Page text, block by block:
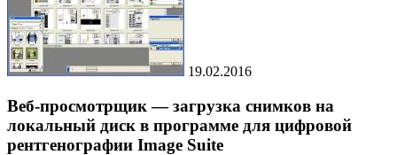
19.02.2016
Веб-просмотрщик — загрузка снимков на
локальный диск в программе для цифровой
рентгенографии Image Suite